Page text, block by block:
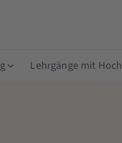
Lehrgänge mit